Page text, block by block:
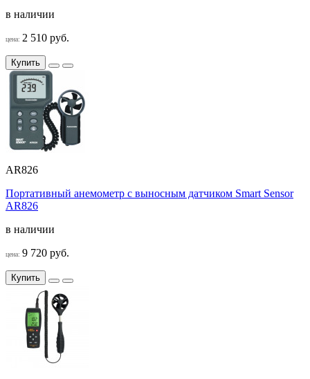
в наличии
цена: 2 510 руб.
Купить
AR826
Портативный анемометр с выносным датчиком Smart Sensor
AR826
в наличии
цена: 9 720 руб.
Купить